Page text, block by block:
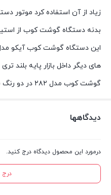
زیاد از آن استفاده کرد موتور
بدنه دستگاه گوشت کوب از
های دیگر داخل بازار پایه بلند تری
گوشت کوب مدل ۲۸۲ در دو رنگ سفید و مشگی طراحی شده است
دیدگاهها
درمورد این محصول دیدگاه درج کنید.
درج